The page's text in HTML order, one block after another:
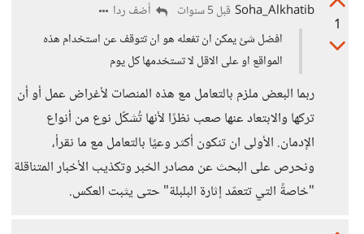
1
Soha_Alkhatib قبل 5 سنوات
أضف ردا
افضل شئ يمكن ان تفعله هو ان تتوقف عن استخدام هذه
المواقع او على الاقل لا تستخدمها كل يوم
ربما البعض ملزم بالتعامل مع هذه المنصات لأغراض عمل أو أن
تركها والابتعاد عنها صعب نظرًا لأنها تُشكّل نوع من أنواع
الإدمان. الأولى ان تنكون أكثر وعيًا بالتعامل مع ما نقرأ،
ونحرص على البحث عن مصادر الخبر وتكذيب الأخبار المتناقلة
"خاصةً التي تتعمّد إثارة البلبلة" حتى يثبت العكس.